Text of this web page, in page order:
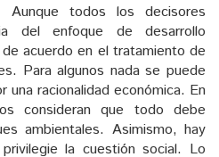
Aunque todos los decisores
del enfoque de desarrollo
acuerdo en el tratamiento de
Para algunos nada se puede
una racionalidad económica. En
consideran que todo debe
ambientales. Asimismo, hay
la cuestión social. Lo